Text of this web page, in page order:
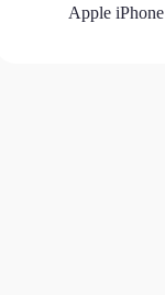
Apple iPhone